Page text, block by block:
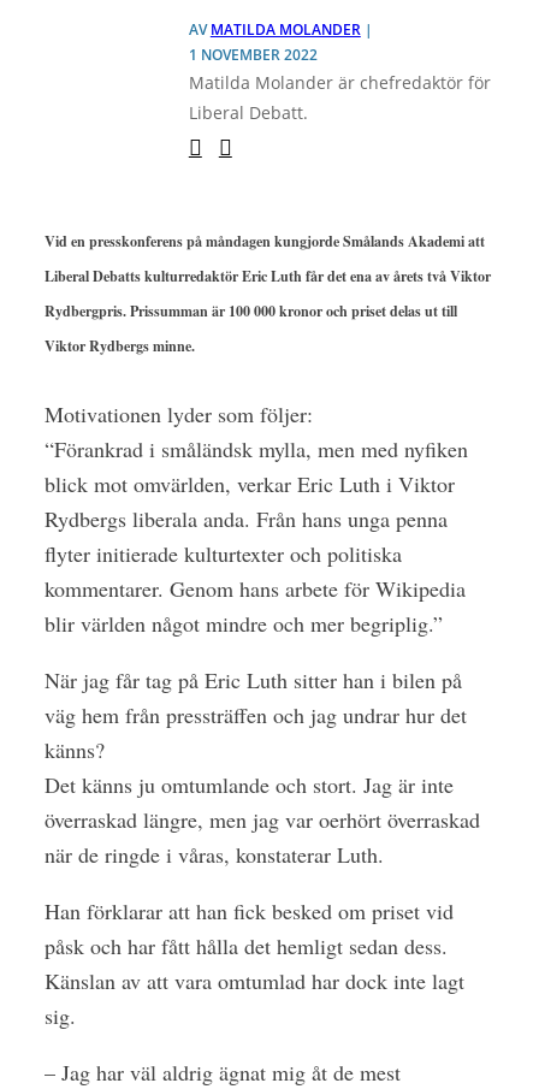
AVMATILDA MOLANDER|
1 NOVEMBER 2022
Matilda Molander är chefredaktör för
Liberal Debatt.
Vid en presskonferens på måndagen kungjorde Smålands Akademi att
Liberal Debatts kulturredaktör Eric Luth får det ena av årets två Viktor
Rydbergpris. Prissumman är 100 000 kronor och priset delas ut till
Viktor Rydbergs minne.
Motivationen lyder som följer:
“Förankrad i småländsk mylla, men med nyfiken
blick mot omvärlden, verkar Eric Luth i Viktor
Rydbergs liberala anda. Från hans unga penna
flyter initierade kulturtexter och politiska
kommentarer. Genom hans arbete för Wikipedia
blir världen något mindre och mer begriplig.”
När jag får tag på Eric Luth sitter han i bilen på
väg hem från pressträffen och jag undrar hur det
känns?
Det känns ju omtumlande och stort. Jag är inte
överraskad längre, men jag var oerhört överraskad
när de ringde i våras, konstaterar Luth.
Han förklarar att han fick besked om priset vid
påsk och har fått hålla det hemligt sedan dess.
Känslan av att vara omtumlad har dock inte lagt
sig.
– Jag har väl aldrig ägnat mig åt de mest